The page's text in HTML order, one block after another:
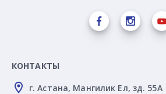
КОНТАКТЫ
г. Астана, Мангилик Ел, зд. 55А